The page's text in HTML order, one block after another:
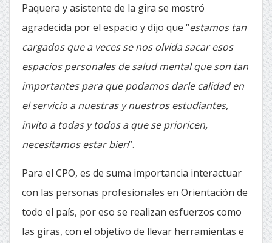
Paquera y asistente de la gira se mostró
agradecida por el espacio y dijo que “estamos tan
cargados que a veces se nos olvida sacar esos
espacios personales de salud mental que son tan
importantes para que podamos darle calidad en
el servicio a nuestras y nuestros estudiantes,
invito a todas y todos a que se prioricen,
necesitamos estar bien”.
Para el CPO, es de suma importancia interactuar
con las personas profesionales en Orientación de
todo el país, por eso se realizan esfuerzos como
las giras, con el objetivo de llevar herramientas e